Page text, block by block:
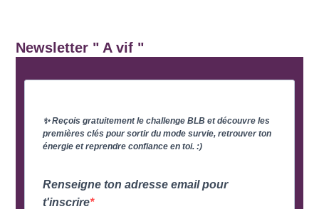
Newsletter " A vif "
✨ Reçois gratuitement le challenge BLB et découvre les
premières clés pour sortir du mode survie, retrouver ton
énergie et reprendre confiance en toi. :)
Renseigne ton adresse email pour
t'inscrire